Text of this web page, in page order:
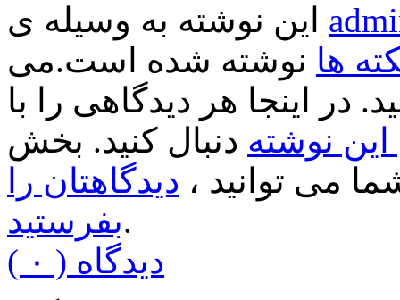
ها نوشته شده است.می
در اینجا هر دیدگاهی را با
نوشته دنبال کنید. بخش
می توانید ، دیدگاهتان را
بفرستید.
( ۰ ) دیدگاه